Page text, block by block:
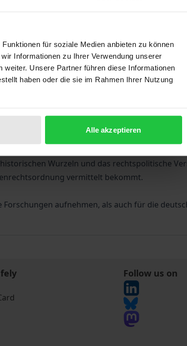
für soziale Medien anbieten zu können
Informationen zu Ihrer Verwendung unserer
Unsere Partner führen diese Informationen
haben oder die sie im Rahmen Ihrer Nutzung
Alle akzeptieren
Product safety
Zivilgesetzbuches bevor, in welchem
des neuen chinesischen
derzeit vorliegenden Entwürfen werden nicht
Wurzeln und das rechtspolitische
vermittelt bekommt.
aufnehmen, als auch für die
Follow us on